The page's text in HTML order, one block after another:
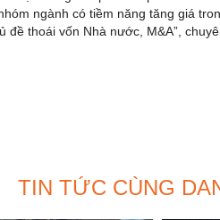
ngành có tiềm năng tăng giá
đề thoái vốn Nhà nước, M&A”,
TIN TỨC CÙNG